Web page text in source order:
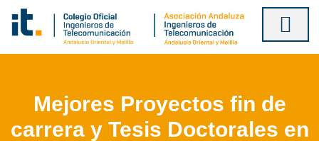
contenido
Mejores Proyectos fin de
carrera y Tesis Doctorales en